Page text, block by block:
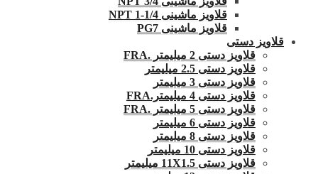
قلاویز ماشینی 1/4-1 NPT
قلاویز ماشینی PG7
قلاویز دستی
قلاویز دستی 2 میلیمتر .FRA
قلاویز دستی 2.5 میلیمتر
قلاویز دستی 3 میلیمتر
قلاویز دستی 4 میلیمتر.FRA
قلاویز دستی 5 میلیمتر .FRA
قلاویز دستی 6 میلیمتر
قلاویز دستی 8 میلیمتر
قلاویز دستی 10 میلیمتر
قلاویز دستی 11X1.5 میلیمتر